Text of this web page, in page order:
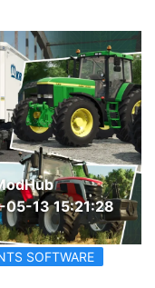
13 15:21:28
SOFTWARE